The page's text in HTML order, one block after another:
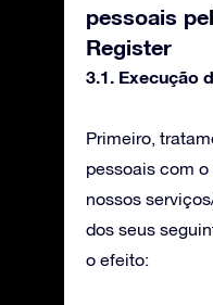
pessoais
Register
3.1. Execução
Primeiro,
pessoais com
nossos
dos seus
o efeito: